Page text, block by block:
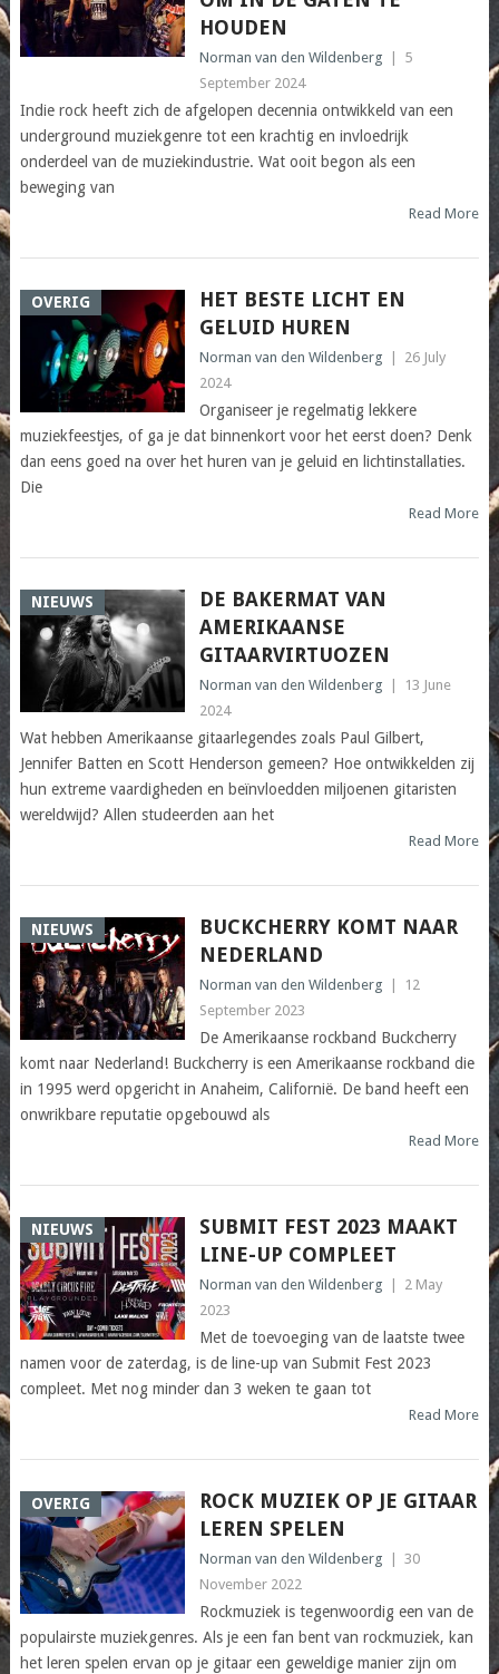
HOUDEN
Norman van den Wildenberg
5
September 2024
Indie rock heeft zich de afgelopen decennia ontwikkeld van een
underground muziekgenre tot een krachtig en invloedrijk
onderdeel van de muziekindustrie. Wat ooit begon als een
beweging van
Read More
OVERIG
HET BESTE LICHT EN
GELUID HUREN
Norman van den Wildenberg
26 July
2024
Organiseer je regelmatig lekkere
muziekfeestjes, of ga je dat binnenkort voor het eerst doen? Denk
dan eens goed na over het huren van je geluid en lichtinstallaties.
Die
Read More
NIEUWS
DE BAKERMAT VAN
AMERIKAANSE
GITAARVIRTUOZEN
Norman van den Wildenberg
13 June
2024
Wat hebben Amerikaanse gitaarlegendes zoals Paul Gilbert,
Jennifer Batten en Scott Henderson gemeen? Hoe ontwikkelden zij
hun extreme vaardigheden en beïnvloedden miljoenen gitaristen
wereldwijd? Allen studeerden aan het
Read More
NIEUWS
BUCKCHERRY KOMT NAAR
NEDERLAND
Norman van den Wildenberg
12
September 2023
De Amerikaanse rockband Buckcherry
komt naar Nederland! Buckcherry is een Amerikaanse rockband die
in 1995 werd opgericht in Anaheim, Californië. De band heeft een
onwrikbare reputatie opgebouwd als
Read More
NIEUWS
SUBMIT FEST 2023 MAAKT
LINE-UP COMPLEET
Norman van den Wildenberg
2 May
2023
Met de toevoeging van de laatste twee
namen voor de zaterdag, is de line-up van Submit Fest 2023
compleet. Met nog minder dan 3 weken te gaan tot
Read More
OVERIG
ROCK MUZIEK OP JE GITAAR
LEREN SPELEN
Norman van den Wildenberg
30
November 2022
Rockmuziek is tegenwoordig een van de
populairste muziekgenres. Als je een fan bent van rockmuziek, kan
het leren spelen ervan op je gitaar een geweldige manier zijn om